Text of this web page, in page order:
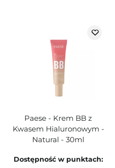
Paese - Krem BB z
Kwasem Hialuronowym -
Natural - 30ml
Dostępność w punktach: